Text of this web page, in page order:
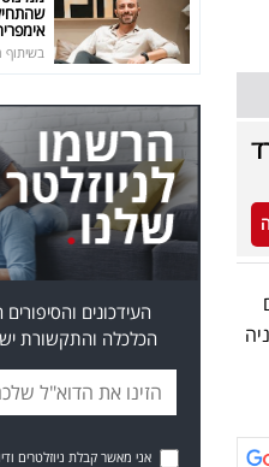
מיליארד
המניה
בשיתוף
העידכונים
הכלכלה והתקשורת
אני מאשר קבלת ניוזלטרים